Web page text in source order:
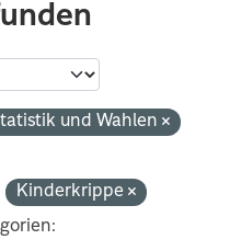
und Wahlen
Kinderkrippe